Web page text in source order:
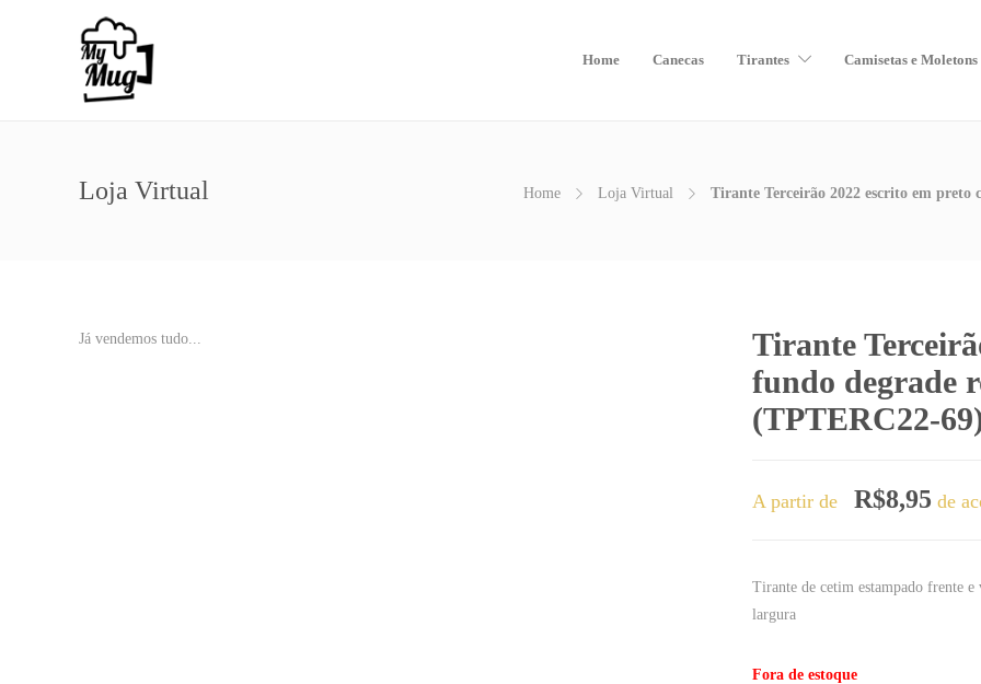
Home Canecas Tirantes Camisetas e Moletons
Loja Virtual Home Loja Virtual Tirante Terceirão 2022 escrito em
Já vendemos tudo...
Tirante
fundo degrade
(TPTERC22-
A partir de R$8,95 de
Tirante de cetim estampado frente
largura
Fora de estoque